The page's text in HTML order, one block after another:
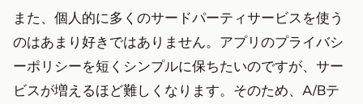
また、個人的に多くのサードパーティサービスを使う
のはあまり好きではありません。アプリのプライバシ
ーポリシーを短くシンプルに保ちたいのですが、サー
ビスが増えるほど難しくなります。そのため、A/Bテ